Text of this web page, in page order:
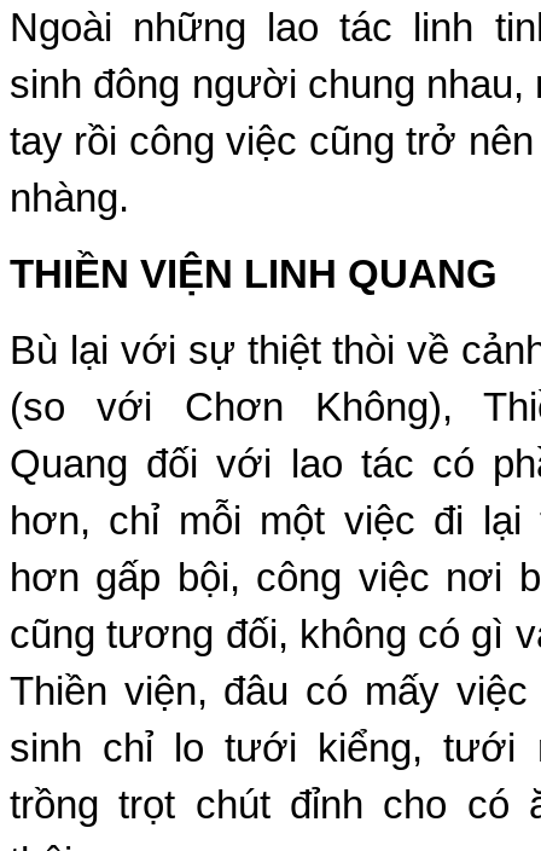
Ngoài những lao tác linh
sinh đông người chung
tay rồi công việc cũng trở
nhàng.
THIỀN VIỆN LINH QUANG
Bù lại với sự thiệt thòi về
(so với Chơn Không),
Quang đối với lao tác có
hơn, chỉ mỗi một việc đi lại
hơn gấp bội, công việc nơi
cũng tương đối, không có gì
Thiền viện, đâu có mấy việc
sinh chỉ lo tưới kiểng, tưới
trồng trọt chút đỉnh cho có